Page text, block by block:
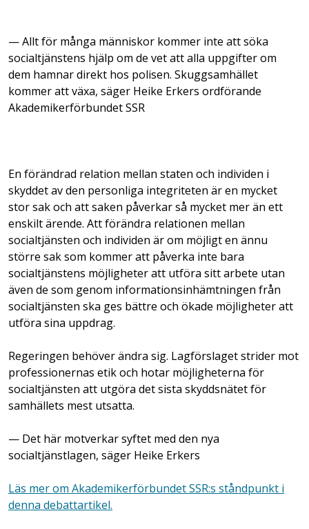
— Allt för många människor kommer inte att söka
socialtjänstens hjälp om de vet att alla uppgifter om
dem hamnar direkt hos polisen. Skuggsamhället
kommer att växa, säger Heike Erkers ordförande
Akademikerförbundet SSR
En förändrad relation mellan staten och individen i
skyddet av den personliga integriteten är en mycket
stor sak och att saken påverkar så mycket mer än ett
enskilt ärende. Att förändra relationen mellan
socialtjänsten och individen är om möjligt en ännu
större sak som kommer att påverka inte bara
socialtjänstens möjligheter att utföra sitt arbete utan
även de som genom informationsinhämtningen från
socialtjänsten ska ges bättre och ökade möjligheter att
utföra sina uppdrag.
Regeringen behöver ändra sig. Lagförslaget strider mot
professionernas etik och hotar möjligheterna för
socialtjänsten att utgöra det sista skyddsnätet för
samhällets mest utsatta.
— Det här motverkar syftet med den nya
socialtjänstlagen, säger Heike Erkers
Läs mer om Akademikerförbundet SSR:s ståndpunkt i
denna debattartikel.